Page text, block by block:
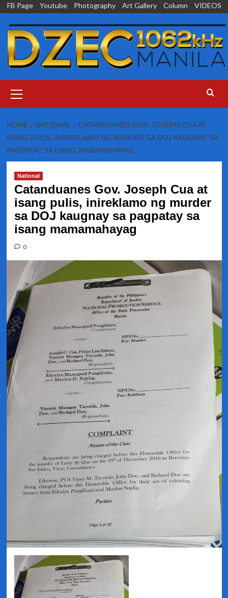
Skip
content
FB Page Youtube Photography Art Gallery Column VIDEOS
Menu
HOME NATIONAL
CATANDUANES GOV. JOSEPH CUA AT
ISANG PULIS, INIREKLAMO NG MURDER SA DOJ KAUGNAY SA
PAGPATAY SA ISANG MAMAMAHAYAG
National
Catanduanes Gov. Joseph Cua at
isang pulis, inireklamo ng murder
sa DOJ kaugnay sa pagpatay sa
isang mamamahayag
0